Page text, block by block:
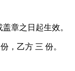
章之日起生效。
，乙方 三 份。